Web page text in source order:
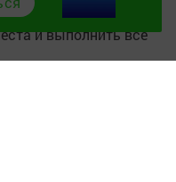
то вам не
и выполнить все